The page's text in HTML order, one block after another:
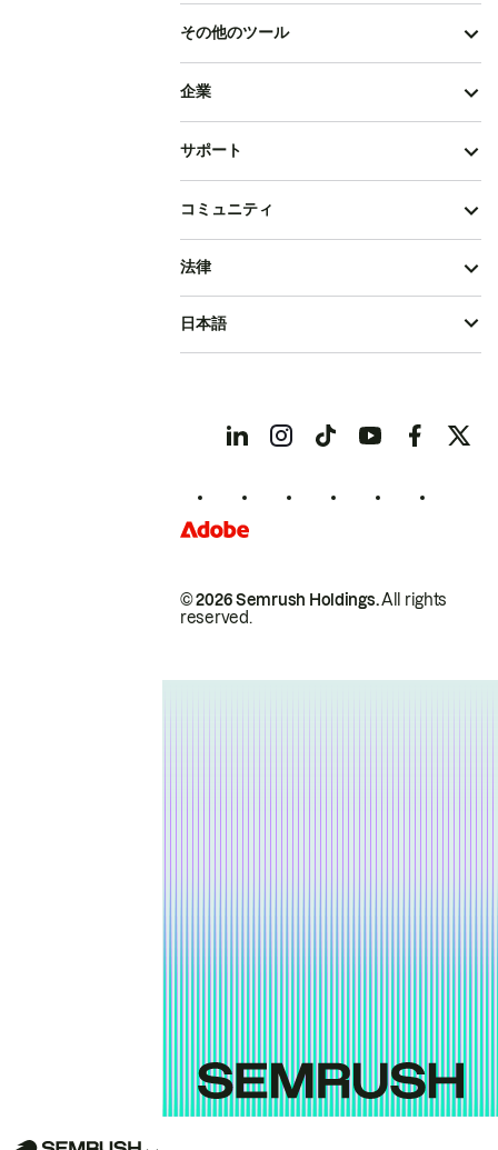
その他のツール
企業
サポート
コミュニティ
© 2026 Semrush Holdings.All rights
reserved.
法律
日本語